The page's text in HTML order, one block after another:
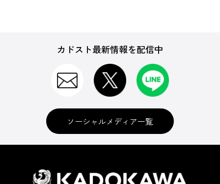
カドスト最新情報を配信中
ソーシャルメディア一覧